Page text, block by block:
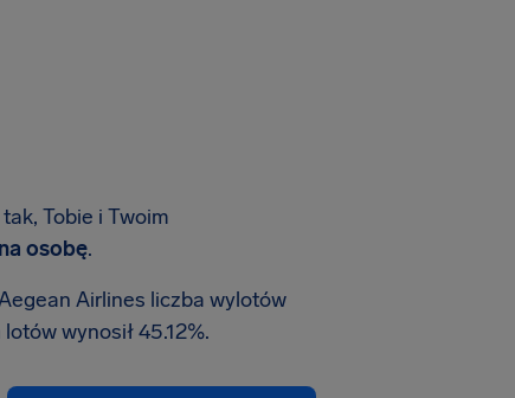
Tobie i Twoim
na osobę.
Airlines liczba wylotów
wynosił 45.12%.